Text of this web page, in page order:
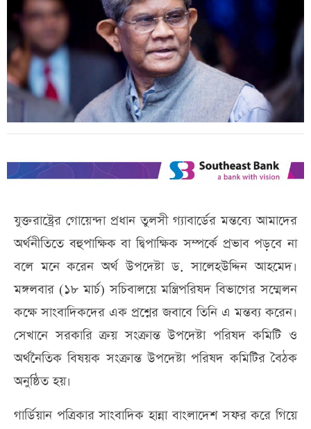
যুক্তরাষ্ট্রের গোয়েন্দা প্রধান তুলসী গ্যাবার্ডের মন্তব্যে আমাদের
অর্থনীতিতে বহুপাক্ষিক বা দ্বিপাক্ষিক সম্পর্কে প্রভাব পড়বে না
বলে মনে করেন অর্থ উপদেষ্টা ড. সালেহউদ্দিন আহমেদ।
মঙ্গলবার (১৮ মার্চ) সচিবালয়ে মন্ত্রিপরিষদ বিভাগের সম্মেলন
কক্ষে সাংবাদিকদের এক প্রশ্নের জবাবে তিনি এ মন্তব্য করেন।
সেখানে সরকারি ক্রয় সংক্রান্ত উপদেষ্টা পরিষদ কমিটি ও
অর্থনৈতিক বিষয়ক সংক্রান্ত উপদেষ্টা পরিষদ কমিটির বৈঠক
অনুষ্ঠিত হয়।
গার্ডিয়ান পত্রিকার সাংবাদিক হান্না বাংলাদেশ সফর করে গিয়ে